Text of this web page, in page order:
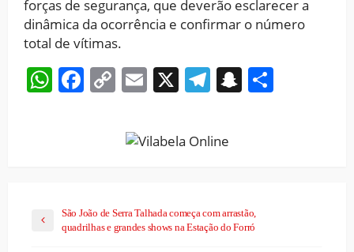
forças de segurança, que deverão esclarecer a
dinâmica da ocorrência e confirmar o número
total de vítimas.
WhatsApp
Facebook
CopyEmail
X Telegram
Snapchat
São João de Serra Talhada começa com arrastão,
quadrilhas e grandes shows na Estação do Forró